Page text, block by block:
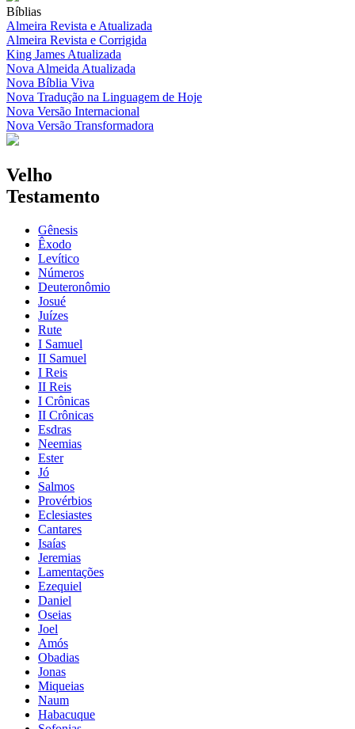
Bíblias
Almeira Revista e Atualizada
Almeira Revista e Corrigida
King James Atualizada
Nova Almeida Atualizada
Nova Bíblia Viva
Nova Tradução na Linguagem de Hoje
Nova Versão Internacional
Nova Versão Transformadora
Velho
Testamento
Gênesis
Êxodo
Levítico
Números
Deuteronômio
Josué
Juízes
Rute
I Samuel
II Samuel
I Reis
II Reis
I Crônicas
II Crônicas
Esdras
Neemias
Ester
Jó
Salmos
Provérbios
Eclesiastes
Cantares
Isaías
Jeremias
Lamentações
Ezequiel
Daniel
Oseias
Joel
Amós
Obadias
Jonas
Miqueias
Naum
Habacuque